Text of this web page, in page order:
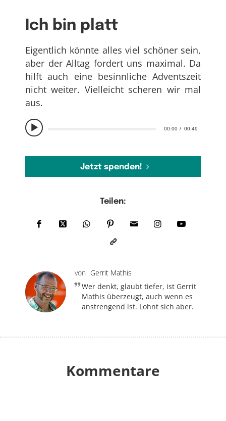
Ich bin platt
00:00 00:49
Eigentlich könnte alles viel schöner sein,
aber der Alltag fordert uns maximal. Da
hilft auch eine besinnliche Adventszeit
nicht weiter. Vielleicht scheren wir mal
aus.
Jetzt spenden!
Teilen:
von Gerrit Mathis
Wer denkt, glaubt tiefer, ist Gerrit
Mathis überzeugt, auch wenn es
anstrengend ist. Lohnt sich aber.
Kommentare